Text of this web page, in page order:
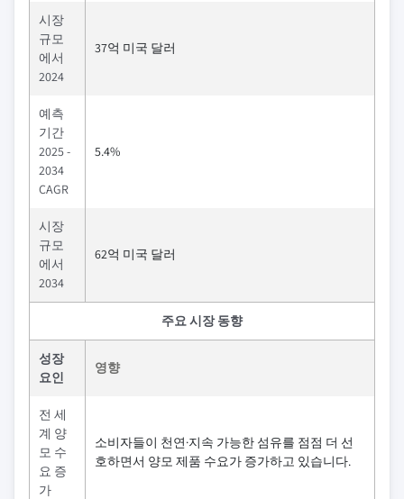
시장
규모
에서
2024
37억 미국 달러
예측
기간
2025 -
2034
CAGR
5.4%
시장
규모
에서
2034
62억 미국 달러
주요 시장 동향
성장
요인
영향
전 세
계 양
모 수
요 증
가
소비자들이 천연·지속 가능한 섬유를 점점 더 선
호하면서 양모 제품 수요가 증가하고 있습니다.